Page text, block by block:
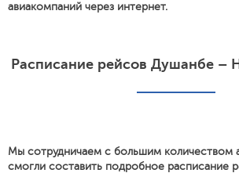
авиакомпаний через интернет.
Расписание рейсов Душанбе –
Мы сотрудничаем с большим количеством
смогли составить подробное расписание